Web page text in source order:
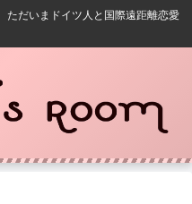
ただいまドイツ人と国際遠距離恋愛